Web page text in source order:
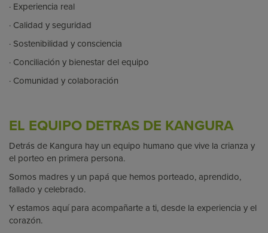
· Experiencia real
· Calidad y seguridad
· Sostenibilidad y consciencia
· Conciliación y bienestar del equipo
· Comunidad y colaboración
EL EQUIPO DETRAS DE KANGURA
Detrás de Kangura hay un equipo humano que vive la crianza y
el porteo en primera persona.
Somos madres y un papá que hemos porteado, aprendido,
fallado y celebrado.
Y estamos aquí para acompañarte a ti, desde la experiencia y el
corazón.